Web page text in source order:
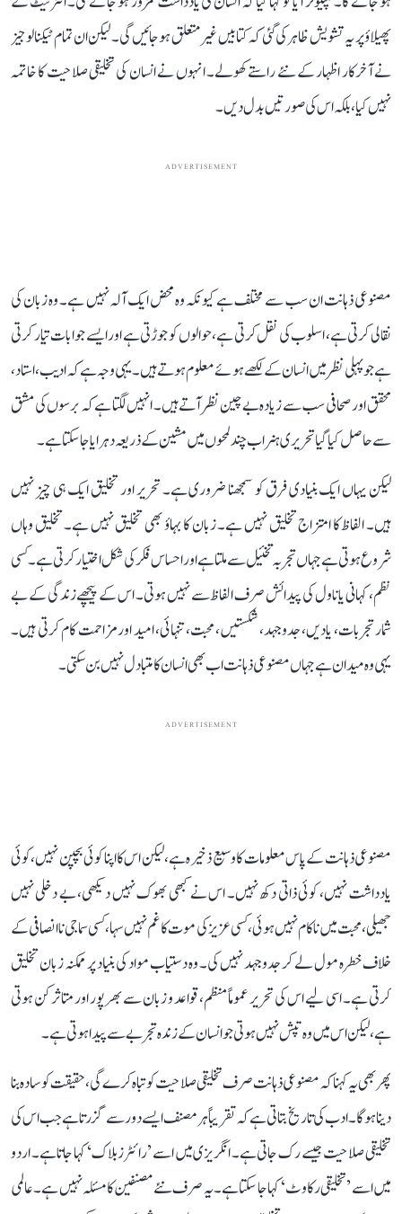
پھیلاؤ پر یہ تشویش ظاہر کی گئی کہ کتابیں غیر متعلق ہو جائیں گی۔ لیکن ان تمام ٹیکنالوجیز
نے آخرکار اظہار کے نئے راستے کھولے۔ انہوں نے انسان کی تخلیقی صلاحیت کا خاتمہ
نہیں کیا، بلکہ اس کی صورتیں بدل دیں۔
ADVERTISEMENT
مصنوعی ذہانت ان سب سے مختلف ہے کیونکہ وہ محض ایک آلہ نہیں ہے۔ وہ زبان کی
نقالی کرتی ہے، اسلوب کی نقل کرتی ہے، حوالوں کو جوڑتی ہے اور ایسے جوابات تیار کرتی
ہے جو پہلی نظر میں انسان کے لکھے ہوئے معلوم ہوتے ہیں۔ یہی وجہ ہے کہ ادیب، استاد،
محقق اور صحافی سب سے زیادہ بے چین نظر آتے ہیں۔ انہیں لگتا ہے کہ برسوں کی مشق
سے حاصل کیا گیا تحریری ہنر اب چند لمحوں میں مشین کے ذریعہ دہرایا جا سکتا ہے۔
لیکن یہاں ایک بنیادی فرق کو سمجھنا ضروری ہے۔ تحریر اور تخلیق ایک ہی چیز نہیں
ہیں۔ الفاظ کا امتزاج تخلیق نہیں ہے۔ زبان کا بہاؤ بھی تخلیق نہیں ہے۔ تخلیق وہاں
شروع ہوتی ہے جہاں تجربہ تخئیل سے ملتا ہے اور احساس فکر کی شکل اختیار کرتی ہے۔ کسی
نظم، کہانی یا ناول کی پیدائش صرف الفاظ سے نہیں ہوتی۔ اس کے پیچھے زندگی کے بے
شمار تجربات، یادیں، جدوجہد، شکستیں، محبت، تنہائی، امید اور مزاحمت کام کرتی ہیں۔
یہی وہ میدان ہے جہاں مصنوعی ذہانت اب بھی انسان کا متبادل نہیں بن سکتی۔
ADVERTISEMENT
مصنوعی ذہانت کے پاس معلومات کا وسیع ذخیرہ ہے، لیکن اس کا اپنا کوئی بچپن نہیں، کوئی
یادداشت نہیں، کوئی ذاتی دکھ نہیں۔ اس نے کبھی بھوک نہیں دیکھی، بے دخلی نہیں
جھیلی، محبت میں ناکام نہیں ہوئی، کسی عزیز کی موت کا غم نہیں سہا، کسی سماجی ناانصافی کے
خلاف خطرہ مول لے کر جدوجہد نہیں کی۔ وہ دستیاب مواد کی بنیاد پر ممکنہ زبان تخلیق
کرتی ہے۔ اسی لیے اس کی تحریر عموماً منظم، قواعد و زبان سے بھرپور اور متاثر کن ہوتی
ہے، لیکن اس میں وہ تپش نہیں ہوتی جو انسان کے زندہ تجربے سے پیدا ہوتی ہے۔
پھر بھی یہ کہنا کہ مصنوعی ذہانت صرف تخلیقی صلاحیت کو تباہ کرے گی، حقیقت کو سادہ بنا
دینا ہوگا۔ ادب کی تاریخ بتاتی ہے کہ تقریباً ہر مصنف ایسے دور سے گزرتا ہے جب اس کی
تخلیقی صلاحیت جیسے رک جاتی ہے۔ انگریزی میں اسے ’رائٹرز بلاک‘ کہا جاتا ہے۔ اردو
میں اسے ’تخلیقی رکاوٹ‘ کہا جا سکتا ہے۔ یہ صرف نئے مصنفین کا مسئلہ نہیں ہے۔ عالمی